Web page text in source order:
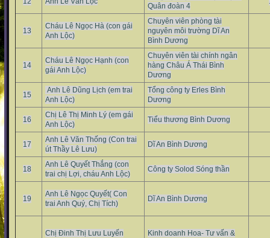
Quân đoàn 4
13
Cháu Lê Ngọc Hà (con gái
Anh Lộc)
Chuyên viên phòng tài
nguyên môi trường Dĩ An
Bình Dương
14
Cháu Lê Ngọc Hạnh (con
gái Anh Lộc)
Chuyên viên tài chính ngân
hàng Châu Á Thái Bình
Dương
15
Anh Lê Dũng Lịch (em trai
Anh Lộc)
Tổng công ty Erles Bình
Dương
16
Chị Lê Thị Minh Lý (em gái
Anh Lộc)
Tiểu thương Bình Dương
17
Anh Lê Văn Thống (Con trai
út Thầy Lê Lưu)
Dĩ An Bình Dương
18
Anh Lê Quyết Thắng (con
trai chị Lợi, cháu Anh Lộc)
Công ty Solod Sóng thần
19
Anh Lê Ngọc Quyết( Con
trai Anh Quý, Chị Tích)
Dĩ An Bình Dương
Chị Đinh Thị Lưu Luyến
Kinh doanh Hoa- Tư vấn &